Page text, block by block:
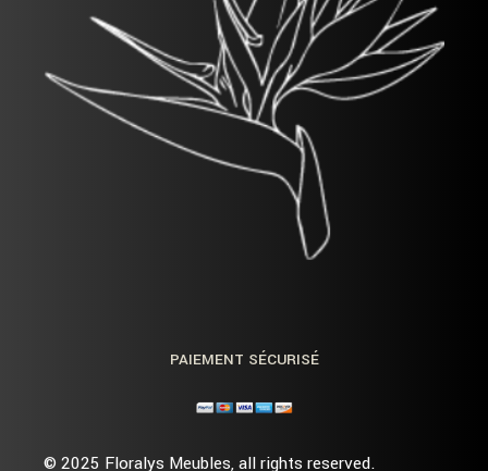
© 2025 Floralys Meubles, all rights reserved.
PAIEMENT SÉCURISÉ